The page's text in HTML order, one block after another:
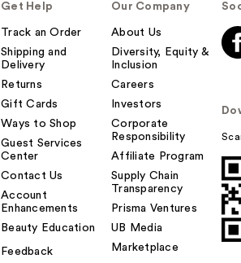
Get Help
Track an Order
Shipping and
Delivery
Returns
Gift Cards
Ways to Shop
Guest Services
Center
Contact Us
Account
Enhancements
Beauty Education
Feedback
Our Company
About Us
Diversity, Equity &
Inclusion
Careers
Investors
Corporate
Responsibility
Affiliate Program
Supply Chain
Transparency
Prisma Ventures
UB Media
Marketplace